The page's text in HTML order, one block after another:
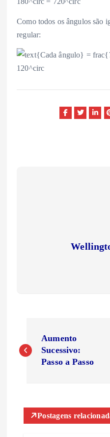
Como todos os ângulos são
regular:
a
g
Aumento
Sucessivo:
Passo a Passo
Postagens